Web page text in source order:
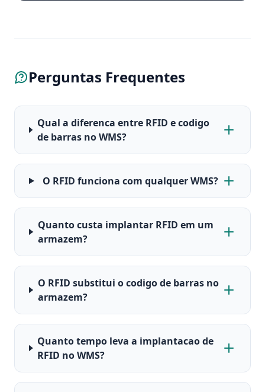
Perguntas Frequentes
Qual a diferenca entre RFID e codigo
de barras no WMS?
O RFID funciona com qualquer WMS?
Quanto custa implantar RFID em um
armazem?
O RFID substitui o codigo de barras no
armazem?
Quanto tempo leva a implantacao de
RFID no WMS?